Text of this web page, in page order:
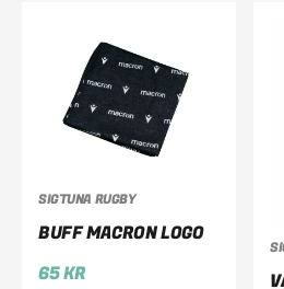
SIGTUNA RUGBY
BUFF MACRON LOGO
65KR